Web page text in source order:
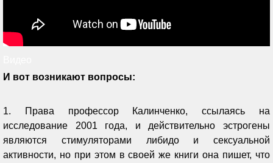
И вот возникают вопросы:
1. Права профессор Калинченко, ссылаясь на
исследование 2001 года, и действительно эстрогены
являются стимуляторами либидо и сексуальной
активности, но при этом в своей же книги она пишет, что